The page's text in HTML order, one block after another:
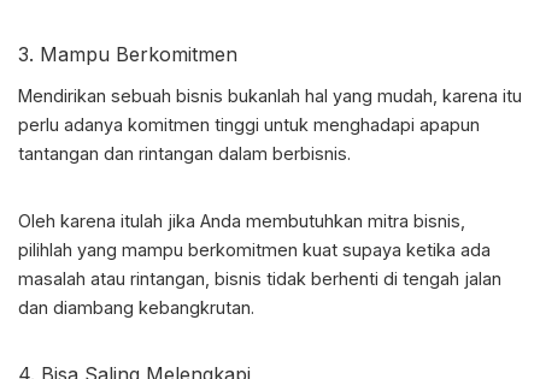
3. Mampu Berkomitmen
Mendirikan sebuah bisnis bukanlah hal yang mudah, karena itu
perlu adanya komitmen tinggi untuk menghadapi apapun
tantangan dan rintangan dalam berbisnis.
Oleh karena itulah jika Anda membutuhkan mitra bisnis,
pilihlah yang mampu berkomitmen kuat supaya ketika ada
masalah atau rintangan, bisnis tidak berhenti di tengah jalan
dan diambang kebangkrutan.